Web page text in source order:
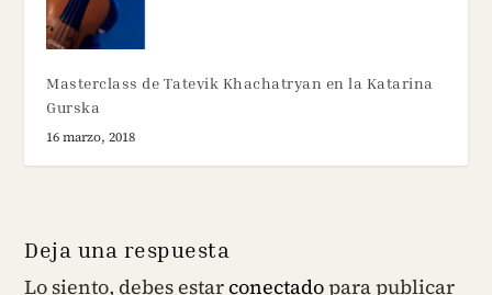
Masterclass de Tatevik Khachatryan en la Katarina
Gurska
16 marzo, 2018
Deja una respuesta
Lo siento, debes estarconectadopara publicar